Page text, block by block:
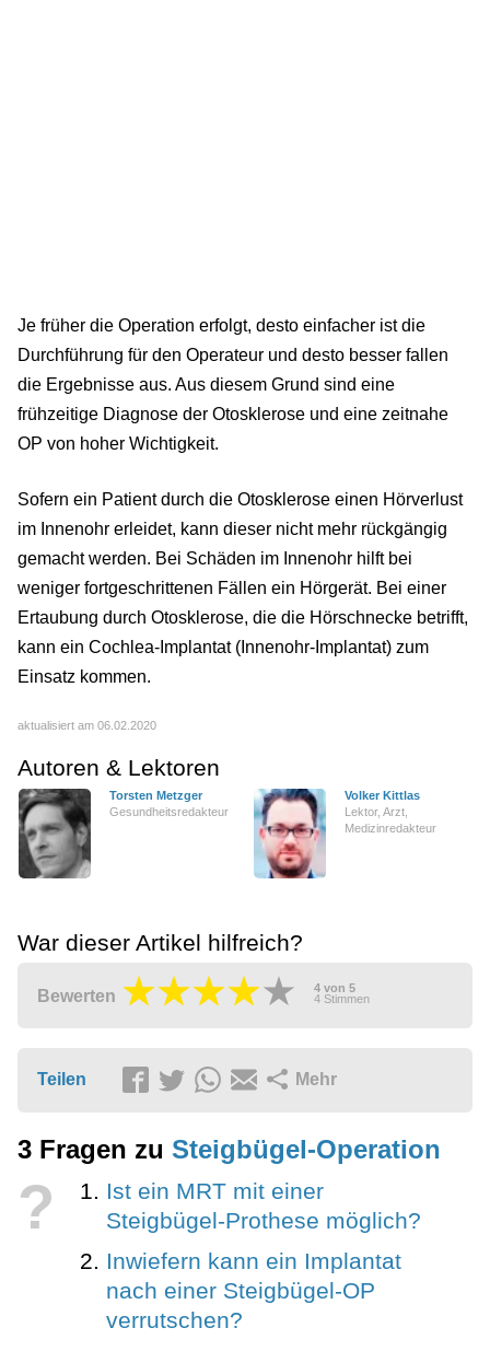
Je früher die Operation erfolgt, desto einfacher ist die
Durchführung für den Operateur und desto besser fallen
die Ergebnisse aus. Aus diesem Grund sind eine
frühzeitige Diagnose der Otosklerose und eine zeitnahe
OP von hoher Wichtigkeit.
Sofern ein Patient durch die Otosklerose einen Hörverlust
im Innenohr erleidet, kann dieser nicht mehr rückgängig
gemacht werden. Bei Schäden im Innenohr hilft bei
weniger fortgeschrittenen Fällen ein Hörgerät. Bei einer
Ertaubung durch Otosklerose, die die Hörschnecke betrifft,
kann ein Cochlea-Implantat (Innenohr-Implantat) zum
Einsatz kommen.
aktualisiert am 06.02.2020
Autoren & Lektoren
Torsten Metzger
Gesundheitsredakteur
Volker Kittlas
Lektor, Arzt,
Medizinredakteur
War dieser Artikel hilfreich?
Bewerten 4 von 5
4 Stimmen
Teilen Mehr
3 Fragen zu Steigbügel-Operation
?
Ist ein MRT mit einer
Steigbügel-Prothese möglich?
Inwiefern kann ein Implantat
nach einer Steigbügel-OP
verrutschen?